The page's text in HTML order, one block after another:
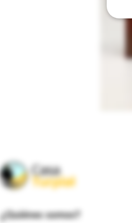
¿Quiénes somos?